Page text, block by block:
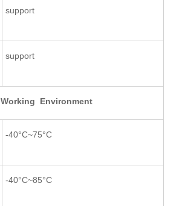
support
support
Working Environment
-40°C~75°C
-40°C~85°C